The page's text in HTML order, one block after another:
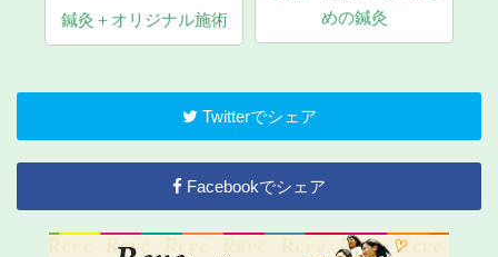
鍼灸＋オリジナル施術
めの鍼灸
Twitterでシェア
Facebookでシェア